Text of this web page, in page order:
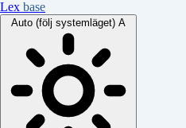
Lex base
Auto (följ systemläget) A